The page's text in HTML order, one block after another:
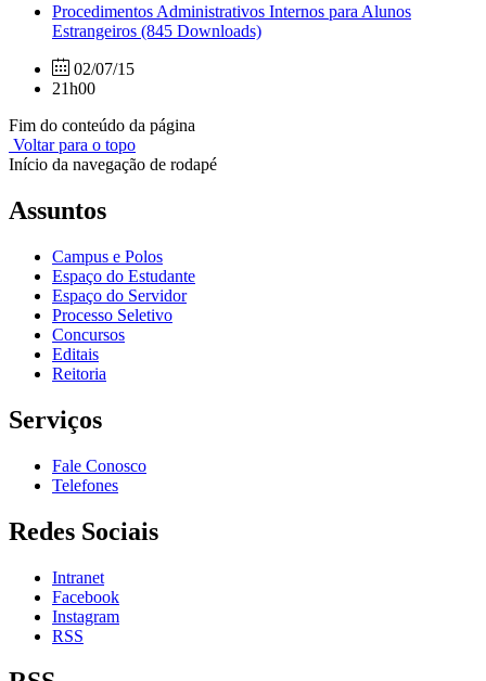
Procedimentos Administrativos Internos para Alunos
Estrangeiros (845 Downloads)
02/07/15
21h00
Fim do conteúdo da página
Voltar para o topo
Início da navegação de rodapé
Assuntos
Campus e Polos
Espaço do Estudante
Espaço do Servidor
Processo Seletivo
Concursos
Editais
Reitoria
Serviços
Fale Conosco
Telefones
Redes Sociais
Intranet
Facebook
Instagram
RSS